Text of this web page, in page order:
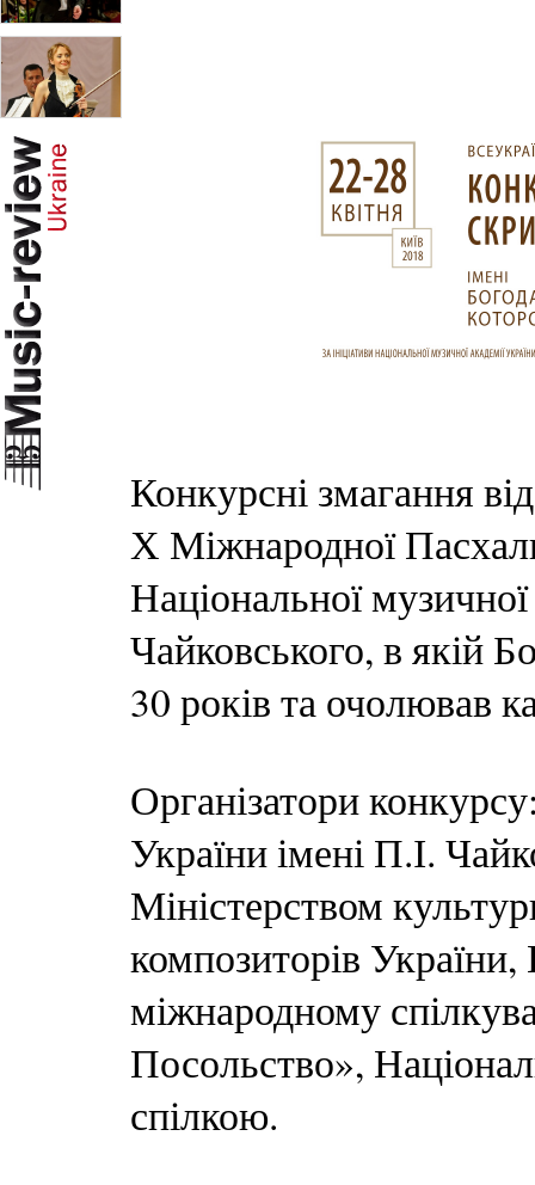
Конкурсні змагання
Х Міжнародної
Національної
Чайковського, в якій
30 років та очолював
Організатори
України імені П.І.
Міністерством
композиторів
міжнародному
Посольство»,
спілкою.